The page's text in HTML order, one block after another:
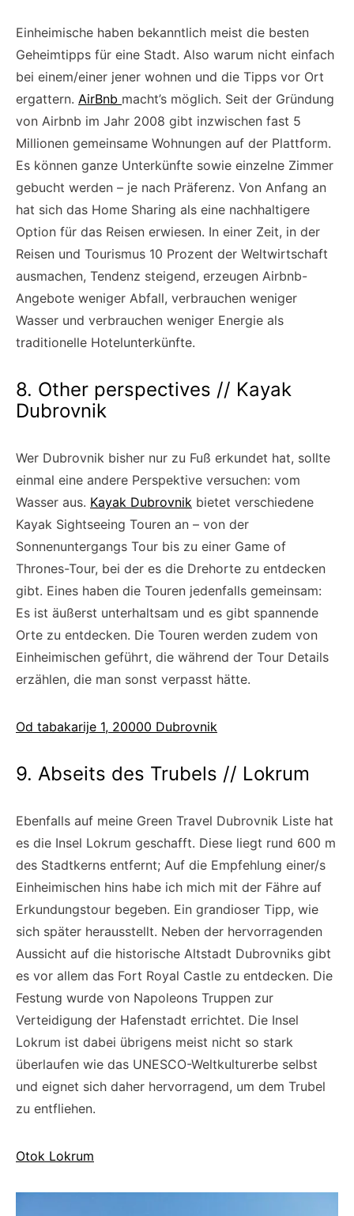
Einheimische haben bekanntlich meist die besten
Geheimtipps für eine Stadt. Also warum nicht einfach
bei einem/einer jener wohnen und die Tipps vor Ort
ergattern. AirBnb macht’s möglich. Seit der Gründung
von Airbnb im Jahr 2008 gibt inzwischen fast 5
Millionen gemeinsame Wohnungen auf der Plattform.
Es können ganze Unterkünfte sowie einzelne Zimmer
gebucht werden – je nach Präferenz. Von Anfang an
hat sich das Home Sharing als eine nachhaltigere
Option für das Reisen erwiesen. In einer Zeit, in der
Reisen und Tourismus 10 Prozent der Weltwirtschaft
ausmachen, Tendenz steigend, erzeugen Airbnb-
Angebote weniger Abfall, verbrauchen weniger
Wasser und verbrauchen weniger Energie als
traditionelle Hotelunterkünfte.
8. Other perspectives // Kayak
Dubrovnik
Wer Dubrovnik bisher nur zu Fuß erkundet hat, sollte
einmal eine andere Perspektive versuchen: vom
Wasser aus. Kayak Dubrovnik bietet verschiedene
Kayak Sightseeing Touren an – von der
Sonnenuntergangs Tour bis zu einer Game of
Thrones-Tour, bei der es die Drehorte zu entdecken
gibt. Eines haben die Touren jedenfalls gemeinsam:
Es ist äußerst unterhaltsam und es gibt spannende
Orte zu entdecken. Die Touren werden zudem von
Einheimischen geführt, die während der Tour Details
erzählen, die man sonst verpasst hätte.
Od tabakarije 1, 20000 Dubrovnik
9. Abseits des Trubels // Lokrum
Ebenfalls auf meine Green Travel Dubrovnik Liste hat
es die Insel Lokrum geschafft. Diese liegt rund 600 m
des Stadtkerns entfernt; Auf die Empfehlung einer/s
Einheimischen hins habe ich mich mit der Fähre auf
Erkundungstour begeben. Ein grandioser Tipp, wie
sich später herausstellt. Neben der hervorragenden
Aussicht auf die historische Altstadt Dubrovniks gibt
es vor allem das Fort Royal Castle zu entdecken. Die
Festung wurde von Napoleons Truppen zur
Verteidigung der Hafenstadt errichtet. Die Insel
Lokrum ist dabei übrigens meist nicht so stark
überlaufen wie das UNESCO-Weltkulturerbe selbst
und eignet sich daher hervorragend, um dem Trubel
zu entfliehen.
Otok Lokrum